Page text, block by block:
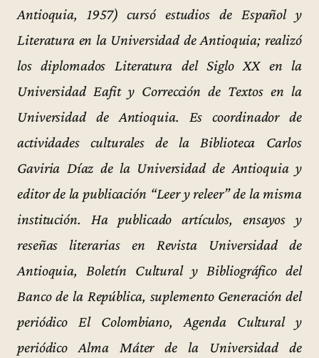
Antioquia, 1957) cursó estudios de Español y
Literatura en la Universidad de Antioquia; realizó
los diplomados Literatura del Siglo XX en la
Universidad Eafit y Corrección de Textos en la
Universidad de Antioquia. Es coordinador de
actividades culturales de la Biblioteca Carlos
Gaviria Díaz de la Universidad de Antioquia y
editor de la publicación “Leer y releer” de la misma
institución. Ha publicado artículos, ensayos y
reseñas literarias en Revista Universidad de
Antioquia, Boletín Cultural y Bibliográfico del
Banco de la República, suplemento Generación del
periódico El Colombiano, Agenda Cultural y
periódico Alma Máter de la Universidad de